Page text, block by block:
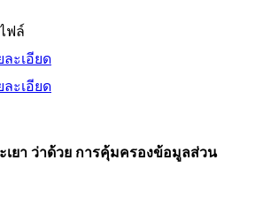
ฟล์
ละเอียด
ละเอียด
เยา ว่าด้วย การคุ้มครองข้อมูลส่วน